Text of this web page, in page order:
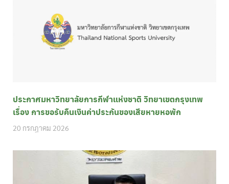
ประกาศมหาวิทยาลัยการกีฬาแห่งชาติ วิทยาเขตกรุงเทพ
เรื่อง การขอรับคืนเงินค่าประกันของเสียหายหอพัก
20 กรกฎาคม 2026